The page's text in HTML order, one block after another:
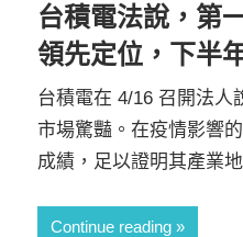
台積電法說，第
領先定位，下半
台積電在 4/16 召開法人
市場驚豔。在疫情影響
成績，足以證明其產業
Continue reading